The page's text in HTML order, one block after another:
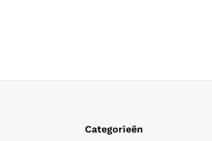
Categorieën